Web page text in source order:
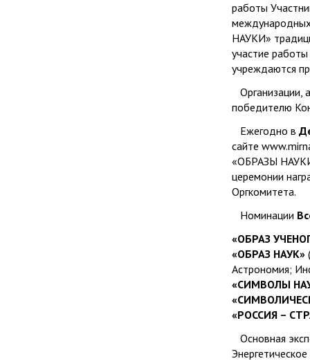
работы
НАУКИ»
участие
учреждаются
Организации,
победителю
Ежегодно в
сайте
«ОБРАЗЫ
церемонии
Оргкомитета.
Номинации
«ОБРАЗ
«ОБРАЗ НАУК»
Астрономия;
«СИМВОЛЫ
«РОССИЯ –
Основная